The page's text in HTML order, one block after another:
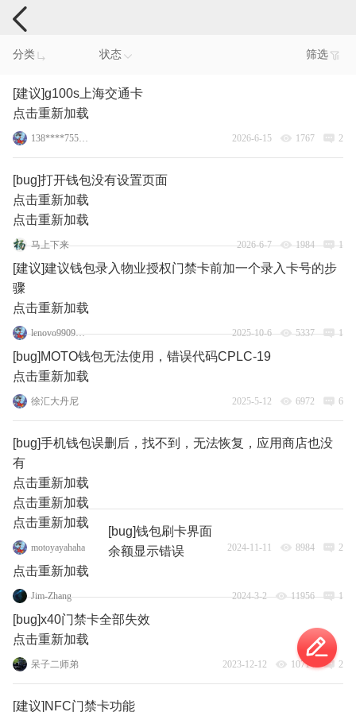
手机反馈
分类 状态 筛选
[建议]g100s上海交通卡
点击重新加载
138****7555_5 2026-6-15 1767 2
[bug]打开钱包没有设置页面
点击重新加载
点击重新加载
马上下来 2026-6-7 1984 1
[建议]建议钱包录入物业授权门禁卡前加一个录入卡号的步
骤
点击重新加载
lenovo99095963 2025-10-6 5337 1
[bug]MOTO钱包无法使用，错误代码CPLC-19
点击重新加载
徐汇大丹尼 2025-5-12 6972 6
[bug]手机钱包误删后，找不到，无法恢复，应用商店也没
有
点击重新加载
点击重新加载
点击重新加载
motoyayahaha 2024-11-11 8984 2
[bug]钱包刷卡界面
余额显示错误
点击重新加载
Jim-Zhang 2024-3-2 11956 1
[bug]x40门禁卡全部失效
点击重新加载
呆子二师弟 2023-12-12 10714 2
[建议]NFC门禁卡功能